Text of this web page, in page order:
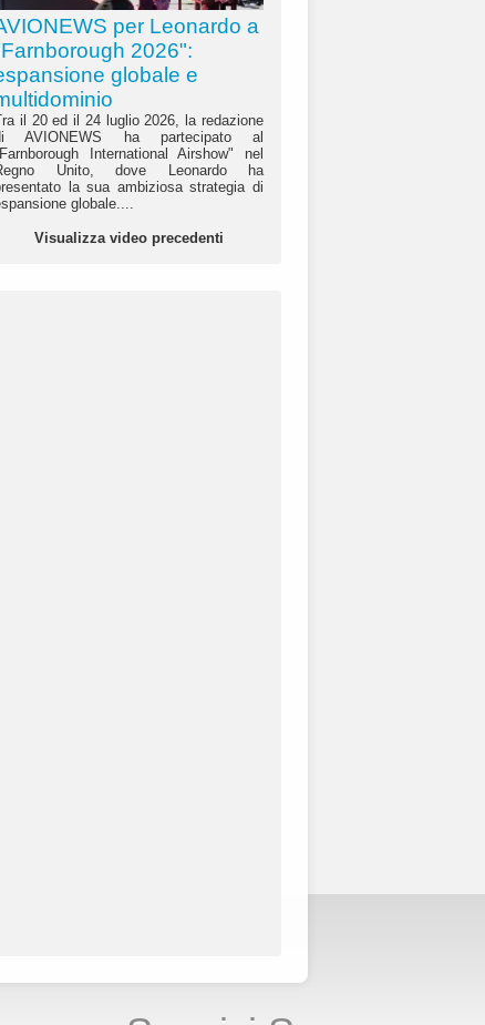
per Leonardo a
2026":
globale e
il 20 ed il 24 luglio 2026, la redazione
AVIONEWS ha partecipato al
International Airshow" nel
Unito, dove Leonardo ha
la sua ambiziosa strategia di
globale....
Visualizza video precedenti